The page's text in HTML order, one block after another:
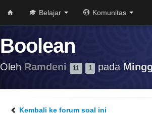
Belajar Komunitas
Boolean
Oleh Ramdeni 11 1 pada
Kembali ke forum soal ini